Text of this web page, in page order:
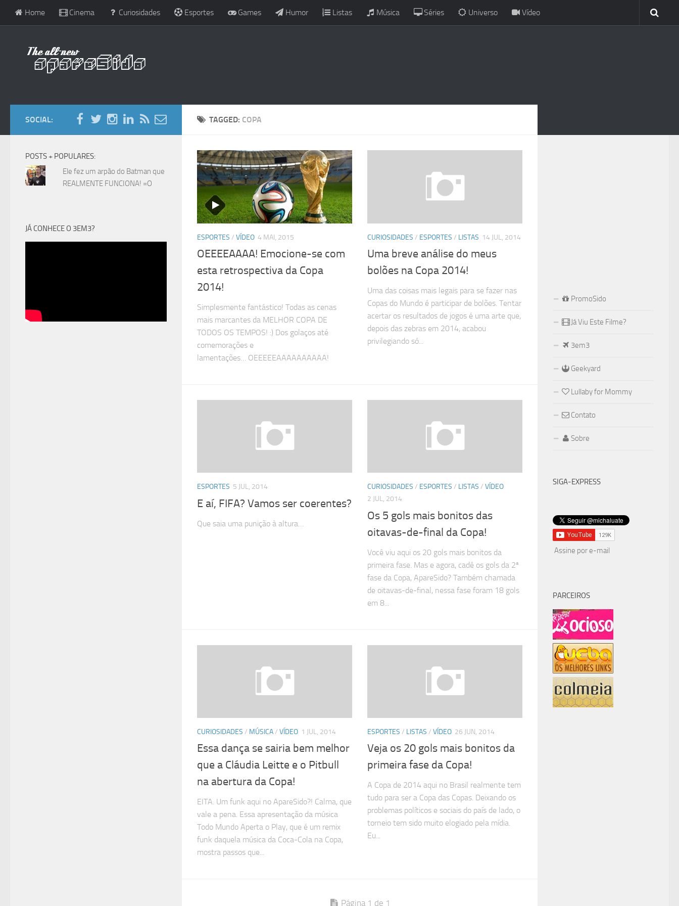
Home Cinema Curiosidades Esportes Games Humor Listas Música Séries Universo Vídeo
TAGGED: COPA
ESPORTES / VÍDEO 4 MAI, 2015
OEEEEAAAA! Emocione-se com
esta retrospectiva da Copa
2014!
Simplesmente fantástico! Todas as cenas
mais marcantes da MELHOR COPA DE
TODOS OS TEMPOS! :) Dos golaços até
comemorações e
lamentações… OEEEEEAAAAAAAAAA!
CURIOSIDADES / ESPORTES / LISTAS 14 JUL, 2014
Uma breve análise do meus
bolões na Copa 2014!
Uma das coisas mais legais para se fazer nas
Copas do Mundo é participar de bolões. Tentar
acertar os resultados de jogos é uma arte que,
depois das zebras em 2014, acabou
privilegiando só...
ESPORTES 5 JUL, 2014
E aí, FIFA? Vamos ser coerentes?
Que saia uma punição à altura…
CURIOSIDADES / ESPORTES / LISTAS / VÍDEO
2 JUL, 2014
Os 5 gols mais bonitos das
oitavas-de-final da Copa!
Você viu aqui os 20 gols mais bonitos da
primeira fase. Mas e agora, cadê os gols da 2ª
fase da Copa, ApareSido? Também chamada
de oitavas-de-final, nessa fase foram 18 gols
em 8...
CURIOSIDADES / MÚSICA/ VÍDEO 1 JUL, 2014
Essa dança se sairia bem melhor
que a Cláudia Leitte e o Pitbull
na abertura da Copa!
EITA. Um funk aqui no ApareSido?! Calma, que
vale a pena. Essa apresentação da música
Todo Mundo Aperta o Play, que é um remix
funk daquela música da Coca-Cola na Copa,
mostra passos que...
ESPORTES / LISTAS / VÍDEO 26 JUN, 2014
Veja os 20 gols mais bonitos da
primeira fase da Copa!
A Copa de 2014 aqui no Brasil realmente tem
tudo para ser a Copa das Copas. Deixando os
problemas políticos e sociais do país de lado, o
torneio tem sido muito elogiado pela mídia.
Eu...
Página 1 de 1
SOCIAL:
POSTS + POPULARES:
Ele fez um arpão do Batman que
REALMENTE FUNCIONA! =O
JÁ CONHECE O 3EM3?
PromoSido
Já Viu Este Filme?
3em3
Geekyard
Lullaby for Mommy
Contato
Sobre
SIGA-EXPRESS
Assine por e-mail
PARCEIROS